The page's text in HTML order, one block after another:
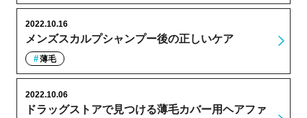
メンズスカルプシャンプー後の正しいケア
2022.10.16
薄毛
ドラッグストアで見つける薄毛カバー用ヘアファ
2022.10.06